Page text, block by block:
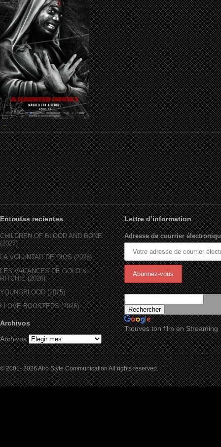
Entradas recientes
CHILDREN OF BLOOD AND BONE
(2027)
LA VOLUNTAD DE DIOS (2026)
LES VACANCES DE GOLO &
RITCHIE (2026)
YOUNGBLOOD (2025)
I LOVE BOOSTERS (2026)
Archivos
Archivos
Lettre d’information
Adresse de courrier
Trouves ton film en Streaming
© 2001- 2026 Afro Style Communication All rights reserved.